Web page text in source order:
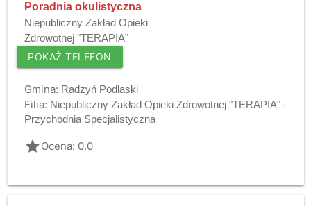
Poradnia okulistyczna
Niepubliczny Zakład Opieki
Zdrowotnej "TERAPIA"
POKAŻ TELEFON
Gmina: Radzyń Podlaski
Filia: Niepubliczny Zakład Opieki Zdrowotnej "TERAPIA" -
Przychodnia Specjalistyczna
gradeOcena: 0.0